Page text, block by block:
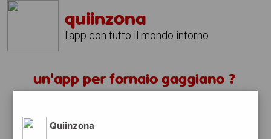
quiinzona
l'app con tutto il mondo intorno
un'app per fornaio gaggiano ?
Quiinzona